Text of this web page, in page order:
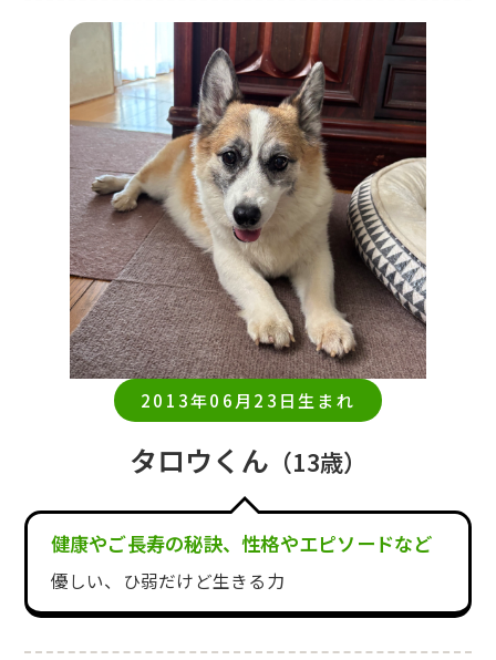
2013年06月23日生まれ
タロウくん （13歳）
健康やご長寿の秘訣、性格やエピソードなど
優しい、ひ弱だけど生きる力